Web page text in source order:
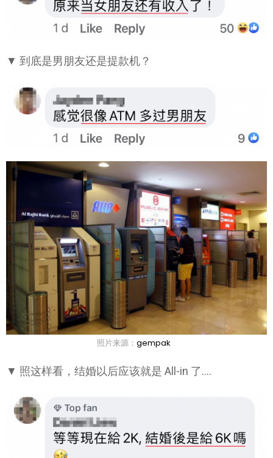
▼ 到底是男朋友还是提款机？
照片来源： gempak
▼ 照这样看，结婚以后应该就是 All-in 了….